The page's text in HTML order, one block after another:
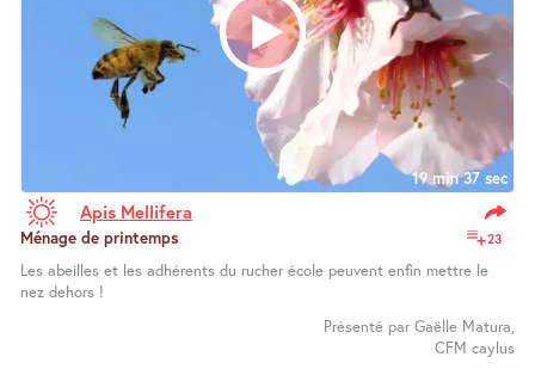
19 min 37 sec
Apis Mellifera
23
Ménage de printemps
Les abeilles et les adhérents du rucher école peuvent enfin mettre le
nez dehors !
Présenté par Gaëlle Matura,
CFM caylus